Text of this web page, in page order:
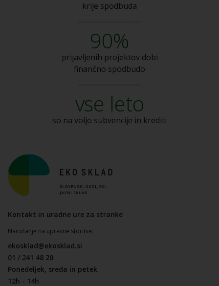
krije spodbuda
90%
prijavljenih projektov dobi
finančno spodbudo
vse leto
so na voljo subvencije in krediti
Kontakt in uradne ure za stranke
Naročanje na upravne storitve:
ekosklad@ekosklad.si
01 / 241 48 20
Ponedeljek, sreda in petek
12h - 14h